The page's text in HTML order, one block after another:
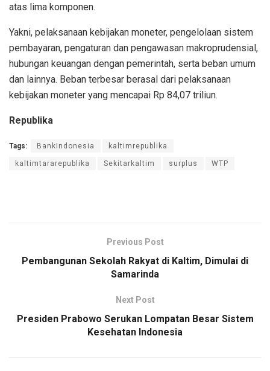
atas lima komponen.
Yakni, pelaksanaan kebijakan moneter, pengelolaan sistem
pembayaran, pengaturan dan pengawasan makroprudensial,
hubungan keuangan dengan pemerintah, serta beban umum
dan lainnya. Beban terbesar berasal dari pelaksanaan
kebijakan moneter yang mencapai Rp 84,07 triliun.
Republika
Tags: BankIndonesia kaltimrepublika
kaltimtararepublika Sekitarkaltim surplus WTP
Previous Post
Pembangunan Sekolah Rakyat di Kaltim, Dimulai di
Samarinda
Next Post
Presiden Prabowo Serukan Lompatan Besar Sistem
Kesehatan Indonesia